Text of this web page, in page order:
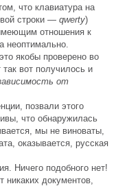
что клавиатура на
строки — qwerty)
отношения к
неоптимально.
якобы проверено во
вот получилось и
от
позвали этого
что обнаружилась
мы не виноваты,
оказывается, русская
Ничего подобного нет!
документов,